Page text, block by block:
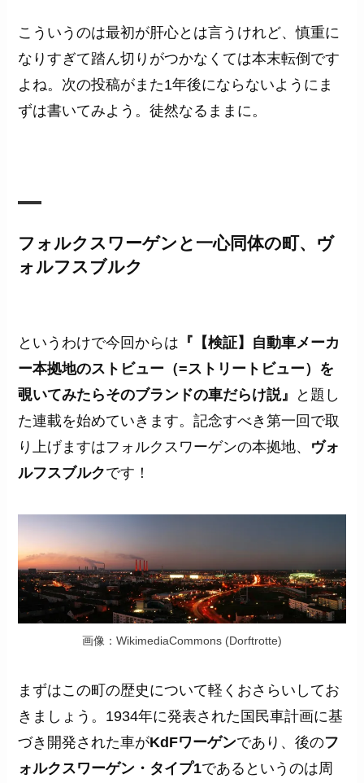
こういうのは最初が肝心とは言うけれど、慎重に
なりすぎて踏ん切りがつかなくては本末転倒です
よね。次の投稿がまた1年後にならないようにま
ずは書いてみよう。徒然なるままに。
フォルクスワーゲンと一心同体の町、ヴ
ォルフスブルク
というわけで今回からは 『【検証】自動車メーカ
ー本拠地のストビュー（=ストリートビュー）を
覗いてみたらそのブランドの車だらけ説』
と題し
た連載を始めていきます。記念すべき第一回で取
り上げますはフォルクスワーゲンの本拠地、 ヴォ
ルフスブルクです！
画像：WikimediaCommons (Dorftrotte)
まずはこの町の歴史について軽くおさらいしてお
きましょう。1934年に発表された国民車計画に基
づき開発された車がKdFワーゲンであり、後のフ
ォルクスワーゲン・タイプ1であるというのは周